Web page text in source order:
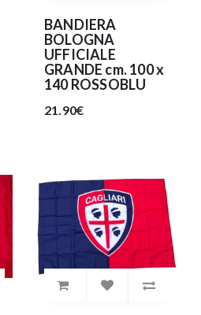
BANDIERA
BOLOGNA
UFFICIALE
GRANDE cm. 100 x
140 ROSSOBLU
21.90€